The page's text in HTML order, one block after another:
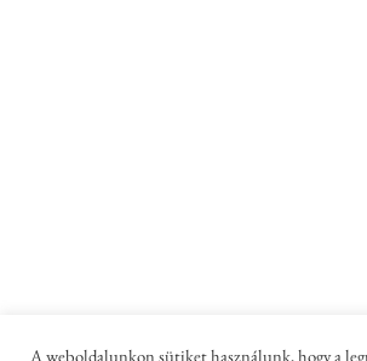
A weboldalunkon sütiket használunk, hogy a